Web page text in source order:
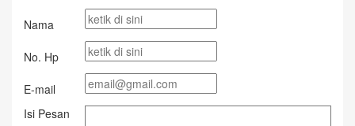
Nama
No. Hp
E-mail
Isi Pesan